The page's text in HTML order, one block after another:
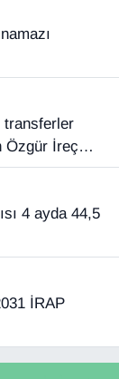
Özgür İreç